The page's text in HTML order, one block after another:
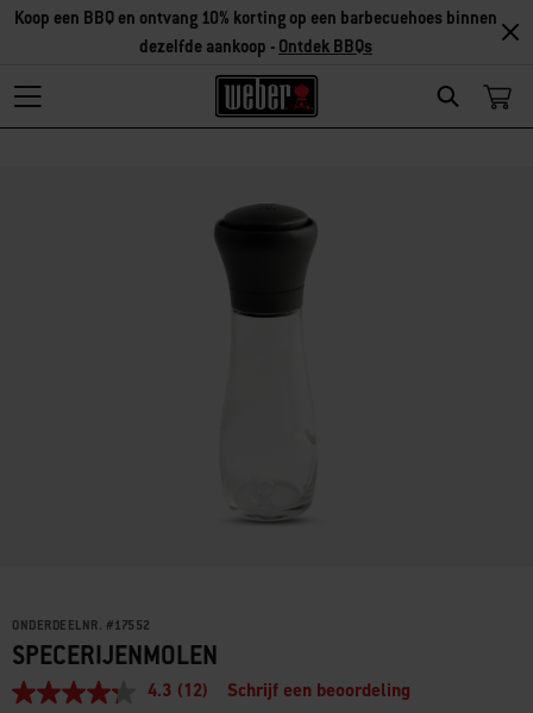
Search
Koop een BBQ en ontvang 10% korting op een barbecuehoes binnen
dezelfde aankoop - Ontdek BBQs
ONDERDEELNR. #17552
SPECERIJENMOLEN
4.3
4.3 (12) Schrijf een beoordeling